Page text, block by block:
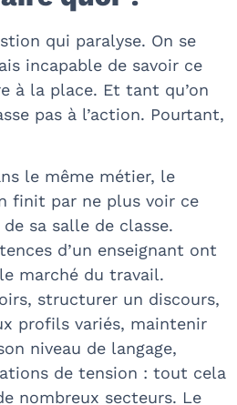
qui paralyse. On se
incapable de savoir ce
à la place. Et tant qu’on
pas à l’action. Pourtant,
le même métier, le
finit par ne plus voir ce
sa salle de classe.
d’un enseignant ont
marché du travail.
structurer un discours,
profils variés, maintenir
niveau de langage,
de tension : tout cela
nombreux secteurs. Le